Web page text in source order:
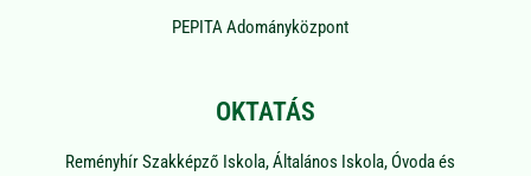
PEPITA Adományközpont
OKTATÁS
Reményhír Szakképző Iskola, Általános Iskola, Óvoda és